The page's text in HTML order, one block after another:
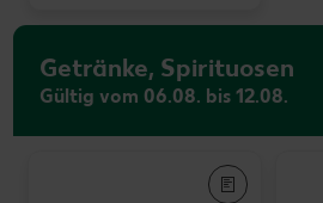
Getränke, Spirituosen
Gültig vom 06.08. bis 12.08.